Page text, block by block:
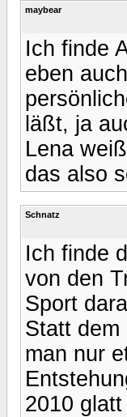
maybear
Ich finde
eben
läßt, ja
Lena
das also
Schnatz
Ich finde
von den
Sport
Statt dem
man nur
2010